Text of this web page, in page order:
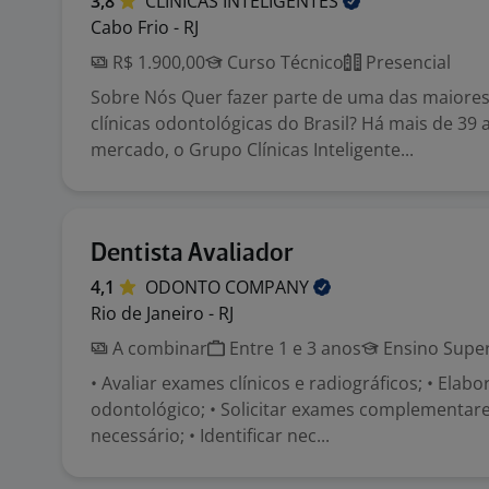
Cabo Frio - RJ
R$ 1.900,00
Curso Técnico
Presencial
Sobre Nós Quer fazer parte de uma das
clínicas odontológicas do Brasil? Há mais de 39
mercado, o Grupo Clínicas Inteligente...
Dentista Avaliador
4,1 ODONTO COMPANY
Rio de Janeiro - RJ
A combinar
Entre 1 e 3 anos Ensino
• Avaliar exames clínicos e radiográficos; •
odontológico; • Solicitar exames
necessário; • Identificar nec...